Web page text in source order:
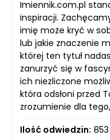
Imiennik.com.pl
inspiracji.
imię może kryć w
lub jakie znaczenie
której ten tytuł
zanurzyć się w
ich niezliczone
która odsłoni przed
zrozumienie dla
Ilość odwiedzin: 853